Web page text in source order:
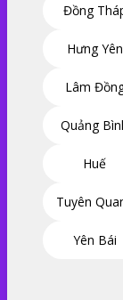
Đồng
Hưng Yên
Lâm
Quảng
Huế
Tuyên
Yên Bái